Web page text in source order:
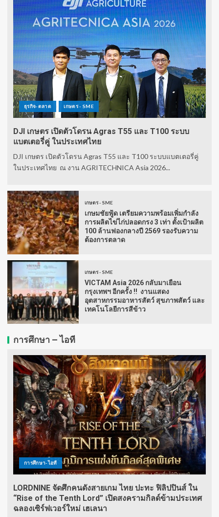
ธุรกิจ-ตลาด เกษตร - SME
DJI เกษตร เปิดตัวโดรน Agras T55 และ T100 ระบบ
แบตเตอรี่คู่ ในประเทศไทย
DJI เกษตร เปิดตัวโดรน Agras T55 และ T100 ระบบแบตเตอรี่คู่
ในประเทศไทย ณ งาน AGRITECHNICA Asia 2026...
เกษตร - SME
เกษมชัยฟู้ด เตรียมความพร้อมเพิ่มกำลัง
การผลิตไข่ไก่ปลอดกรง 3 เท่า ตั้งเป้าผลิต
100 ล้านฟองกลางปี 2569 รองรับความ
ต้องการตลาด
เกษตร - SME
VICTAM Asia 2026 กลับมาเยือน
กรุงเทพฯ อีกครั้ง !! งานแสดง
อุตสาหกรรมอาหารสัตว์ สุขภาพสัตว์ และ
เทคโนโลยีการสีข้าว
การศึกษา – ไอที
การศึกษา-ไอที
LORDNINE จัดศึกคนดังสายเกม ไทย ปะทะ ฟิลิปปินส์ ใน
“Rise of the Tenth Lord” เปิดสงครามกิลด์ข้ามประเทศ
ฉลองเซิร์ฟเวอร์ใหม่ เฮเลนา